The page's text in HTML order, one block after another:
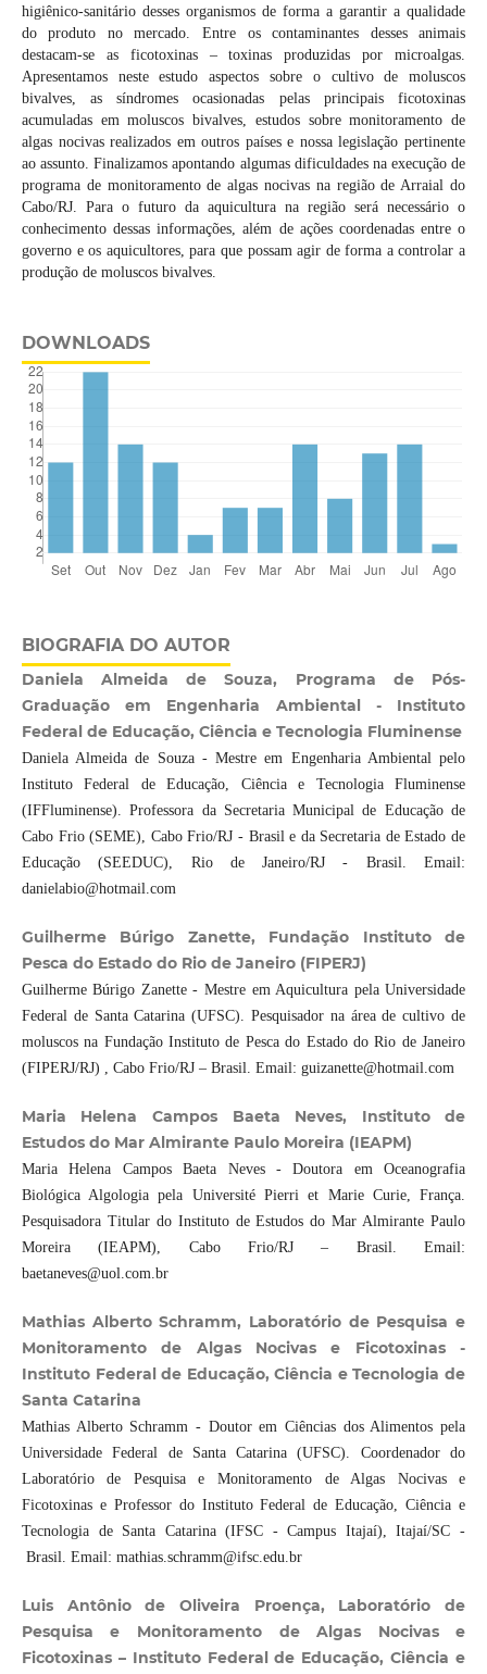
higiênico-sanitário desses organismos de forma a garantir a qualidade
do produto no mercado. Entre os contaminantes desses animais
destacam-se as ficotoxinas – toxinas produzidas por microalgas.
Apresentamos neste estudo aspectos sobre o cultivo de moluscos
bivalves, as síndromes ocasionadas pelas principais ficotoxinas
acumuladas em moluscos bivalves, estudos sobre monitoramento de
algas nocivas realizados em outros países e nossa legislação pertinente
ao assunto. Finalizamos apontando algumas dificuldades na execução de
programa de monitoramento de algas nocivas na região de Arraial do
Cabo/RJ. Para o futuro da aquicultura na região será necessário o
conhecimento dessas informações, além de ações coordenadas entre o
governo e os aquicultores, para que possam agir de forma a controlar a
produção de moluscos bivalves.
DOWNLOADS
BIOGRAFIA DO AUTOR
Daniela Almeida de Souza, Programa de Pós-
Graduação em Engenharia Ambiental - Instituto
Federal de Educação, Ciência e Tecnologia Fluminense
Daniela Almeida de Souza - Mestre em Engenharia Ambiental pelo
Instituto Federal de Educação, Ciência e Tecnologia Fluminense
(IFFluminense). Professora da Secretaria Municipal de Educação de
Cabo Frio (SEME), Cabo Frio/RJ - Brasil e da Secretaria de Estado de
Educação (SEEDUC), Rio de Janeiro/RJ - Brasil. Email:
danielabio@hotmail.com
Guilherme Búrigo Zanette, Fundação Instituto de
Pesca do Estado do Rio de Janeiro (FIPERJ)
Guilherme Búrigo Zanette - Mestre em Aquicultura pela Universidade
Federal de Santa Catarina (UFSC). Pesquisador na área de cultivo de
moluscos na Fundação Instituto de Pesca do Estado do Rio de Janeiro
(FIPERJ/RJ) , Cabo Frio/RJ – Brasil. Email: guizanette@hotmail.com
Maria Helena Campos Baeta Neves, Instituto de
Estudos do Mar Almirante Paulo Moreira (IEAPM)
Maria Helena Campos Baeta Neves - Doutora em Oceanografia
Biológica Algologia pela Université Pierri et Marie Curie, França.
Pesquisadora Titular do Instituto de Estudos do Mar Almirante Paulo
Moreira (IEAPM), Cabo Frio/RJ – Brasil. Email:
baetaneves@uol.com.br
Mathias Alberto Schramm, Laboratório de Pesquisa e
Monitoramento de Algas Nocivas e Ficotoxinas -
Instituto Federal de Educação, Ciência e Tecnologia de
Santa Catarina
Mathias Alberto Schramm - Doutor em Ciências dos Alimentos pela
Universidade Federal de Santa Catarina (UFSC). Coordenador do
Laboratório de Pesquisa e Monitoramento de Algas Nocivas e
Ficotoxinas e Professor do Instituto Federal de Educação, Ciência e
Tecnologia de Santa Catarina (IFSC - Campus Itajaí), Itajaí/SC -
Brasil. Email: mathias.schramm@ifsc.edu.br
Luis Antônio de Oliveira Proença, Laboratório de
Pesquisa e Monitoramento de Algas Nocivas e
Ficotoxinas – Instituto Federal de Educação, Ciência e